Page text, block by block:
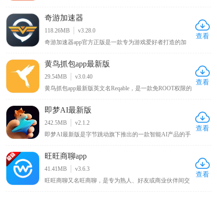
随心播放这些影视内容，让用户畅享沉浸式的大片观看体
验，满足不同用户多样化的影视观看需求。
奇游加速器
118.26MB
v3.28.0
奇游加速器app官方正版是一款专为游戏爱好者打造的加
予全面的服务确保。此软件采用先进加速技术，智能选择
最好服务器，优化数据传输方法，降低延迟和遗失，提升
您的游戏体验。无论您是热衷使命召唤战区、王者荣耀国
际服、PUBGM，或是DNFM、刺激战场、吃鸡外服等国
数据连接，保证您在游戏里能够享受到顺畅的游戏速度和
稳定的联络。
查看
黄鸟抓包app最新版
29.54MB
v3.0.40
黄鸟抓包app最新版英文名Reqable，是一款免ROOT权限的
HTTPS、WebSocket各类流量数据，搭载精准流量筛选、
数据包注入调试、跨端协同抓包能力。兼顾新手简易操作
与高阶开发调试需求，适配接口测试、网络排错、数据核
验场景，是开发者与运维人员必备的移动端抓包神器。
查看
即梦AI最新版
242.5MB
v2.1.2
即梦AI最新版是字节跳动旗下推出的一款智能AI产品的手
用抖音账号登录app后，只需用自然语言在即梦AI最新版
上描述自己的想法，便能迅速捕捉并理解，然后挥洒创意
生成图片。如果对生成的图片不满意，用户还可以利用内
置的编辑功能进行微调，让创意更加完美。
查看
旺旺商聊app
41.41MB
v3.6.3
旺旺商聊又名旺商聊，是专为熟人、好友或商业伙伴间交
查看